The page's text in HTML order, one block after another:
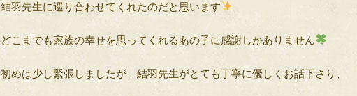
結羽先生に巡り合わせてくれたのだと思います
どこまでも家族の幸せを思ってくれるあの子に感謝しかありません
初めは少し緊張しましたが、結羽先生がとても丁寧に優しくお話下さり、